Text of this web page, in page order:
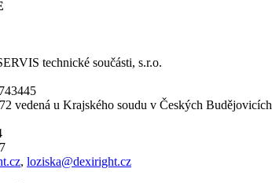
technické součásti, s.r.o.
vedená u Krajského soudu v Českých Budějovicích
, loziska@dexiright.cz